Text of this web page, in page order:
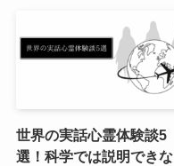
世界の実話心霊体験談5
選！科学では説明できな